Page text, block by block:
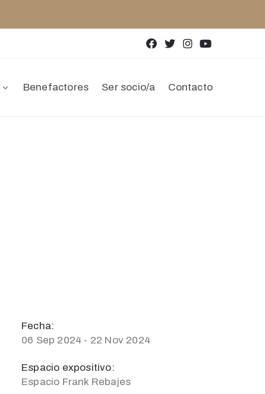
Benefactores Ser socio/a Contacto
Fecha:
06 Sep 2024 - 22 Nov 2024
Espacio expositivo:
Espacio Frank Rebajes